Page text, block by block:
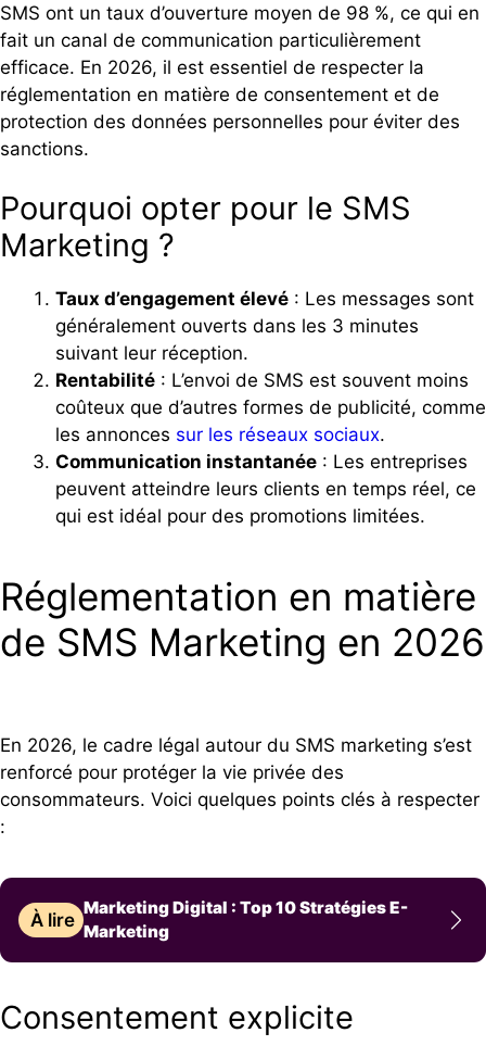
SMS ont un taux d’ouverture moyen de 98 %, ce qui en
fait un canal de communication particulièrement
efficace. En 2026, il est essentiel de respecter la
réglementation en matière de consentement et de
protection des données personnelles pour éviter des
sanctions.
Pourquoi opter pour le SMS
Marketing ?
Taux d’engagement élevé : Les messages sont
généralement ouverts dans les 3 minutes
suivant leur réception.
Rentabilité : L’envoi de SMS est souvent moins
coûteux que d’autres formes de publicité, comme
les annonces sur les réseaux sociaux.
Communication instantanée : Les entreprises
peuvent atteindre leurs clients en temps réel, ce
qui est idéal pour des promotions limitées.
Réglementation en matière
de SMS Marketing en 2026
En 2026, le cadre légal autour du SMS marketing s’est
renforcé pour protéger la vie privée des
consommateurs. Voici quelques points clés à respecter
:
À lire
Marketing Digital : Top 10 Stratégies E-
Marketing
Consentement explicite